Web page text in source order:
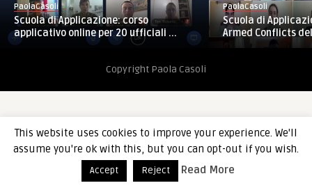
PaolaCasoli
Scuola di Applicazione: corso
applicativo online per 20 ufficiali ...
PaolaCasoli
Scuola di
Armed Conflicts del
Copyright Paola Casoli
This website uses cookies to improve your experience. We'll
assume you're ok with this, but you can opt-out if you wish.
Accept Reject Read More